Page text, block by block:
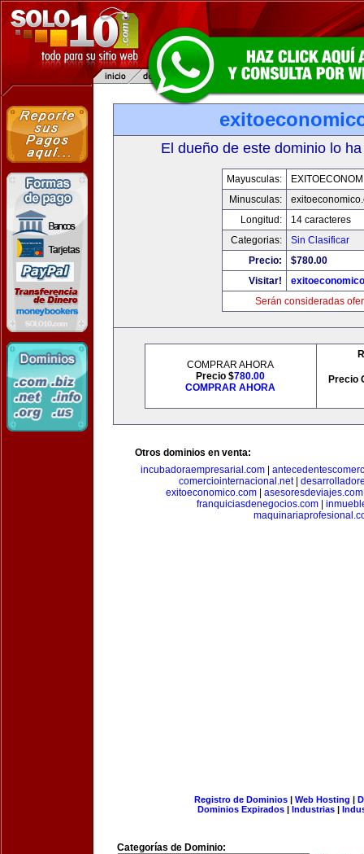
El dueño de este dominio lo
Mayusculas:
Minusculas:
Longitud:
14 caracteres
Categorias:
Sin Clasificar
Precio:
$780.00
Visitar!
Serán consideradas
COMPRAR AHORA
Precio $780.00
COMPRAR AHORA
Precio
Otros dominios en venta:
incubadoraempresarial.com
comerciointernacional.net|
exitoeconomico.com| asesoresdeviajes.com
franquiciasdenegocios.com|
Registro de Dominios| Web Hosting |
Dominios Expirados | Industrias |
Categorías de Dominio: